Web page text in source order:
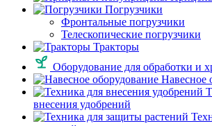
Погрузчики
Фронтальные погрузчики
Телескопические погрузчики
Тракторы
Оборудование для обработки и
Навесное
внесения удобрений